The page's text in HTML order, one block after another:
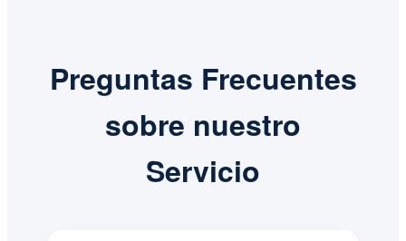
Preguntas Frecuentes
sobre nuestro
Servicio